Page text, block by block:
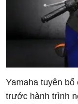
Yamaha tuyên
trước hành trình